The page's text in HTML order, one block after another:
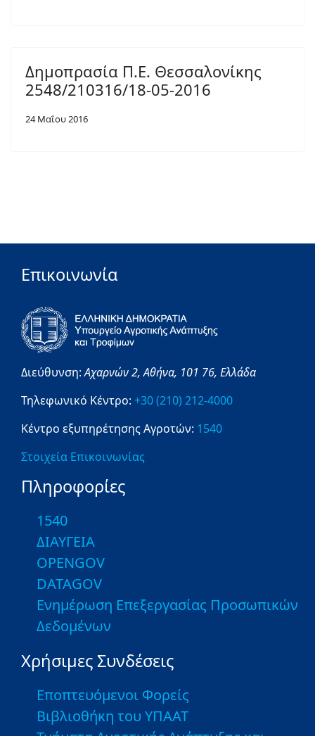
Δημοπρασία Π.Ε. Θεσσαλονίκης
2548/210316/18-05-2016
24 Μαΐου 2016
Επικοινωνία
Διεύθυνση:Αχαρνών 2,Αθήνα, 101 76, Ελλάδα
Τηλεφωνικό Κέντρο: +30 (210) 212-4000
Κέντρο εξυπηρέτησης Αγροτών: 1540
Στοιχεία Επικοινωνίας
Πληροφορίες
1540
ΔΙΑΥΓΕΙΑ
OPENGOV
DATAGOV
Ενημέρωση Επεξεργασίας Προσωπικών
Δεδομένων
Χρήσιμες Συνδέσεις
Εποπτευόμενοι Φορείς
Βιβλιοθήκη του ΥΠΑΑΤ